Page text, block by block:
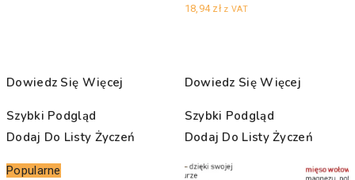
18,94 zł z VAT
Dowiedz Się Więcej
Szybki Podgląd
Dodaj Do Listy Życzeń
Popularne
Dowiedz Się Więcej
Szybki Podgląd
Dodaj Do Listy Życzeń